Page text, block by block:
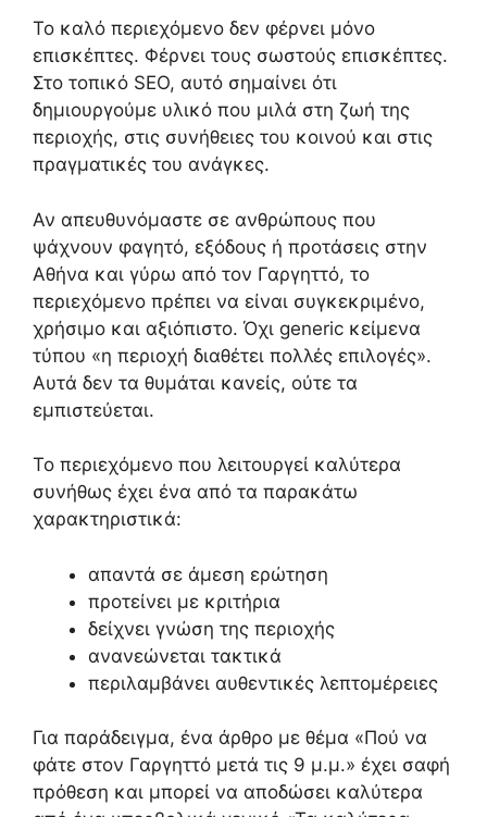
Το καλό περιεχόμενο δεν φέρνει μόνο
επισκέπτες. Φέρνει τους σωστούς επισκέπτες.
Στο τοπικό SEO, αυτό σημαίνει ότι
δημιουργούμε υλικό που μιλά στη ζωή της
περιοχής, στις συνήθειες του κοινού και στις
πραγματικές του ανάγκες.
Αν απευθυνόμαστε σε ανθρώπους που
ψάχνουν φαγητό, εξόδους ή προτάσεις στην
Αθήνα και γύρω από τον Γαργηττό, το
περιεχόμενο πρέπει να είναι συγκεκριμένο,
χρήσιμο και αξιόπιστο. Όχι generic κείμενα
τύπου «η περιοχή διαθέτει πολλές επιλογές».
Αυτά δεν τα θυμάται κανείς, ούτε τα
εμπιστεύεται.
Το περιεχόμενο που λειτουργεί καλύτερα
συνήθως έχει ένα από τα παρακάτω
χαρακτηριστικά:
απαντά σε άμεση ερώτηση
προτείνει με κριτήρια
δείχνει γνώση της περιοχής
ανανεώνεται τακτικά
περιλαμβάνει αυθεντικές λεπτομέρειες
Για παράδειγμα, ένα άρθρο με θέμα «Πού να
φάτε στον Γαργηττό μετά τις 9 μ.μ.» έχει σαφή
πρόθεση και μπορεί να αποδώσει καλύτερα